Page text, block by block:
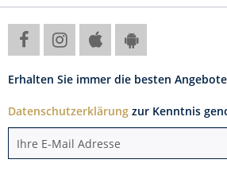
Erhalten Sie immer die besten
Datenschutzerklärung zur Kenntnis